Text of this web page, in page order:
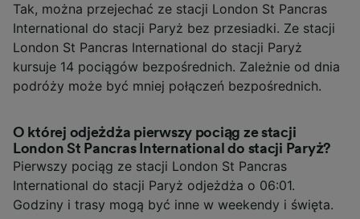
Tak, można przejechać ze stacji London St Pancras
International do stacji Paryż bez przesiadki. Ze stacji
London St Pancras International do stacji Paryż
kursuje 14 pociągów bezpośrednich. Zależnie od dnia
podróży może być mniej połączeń bezpośrednich.
O której odjeżdża pierwszy pociąg ze stacji
London St Pancras International do stacji Paryż?
Pierwszy pociąg ze stacji London St Pancras
International do stacji Paryż odjeżdża o 06:01.
Godziny i trasy mogą być inne w weekendy i święta.